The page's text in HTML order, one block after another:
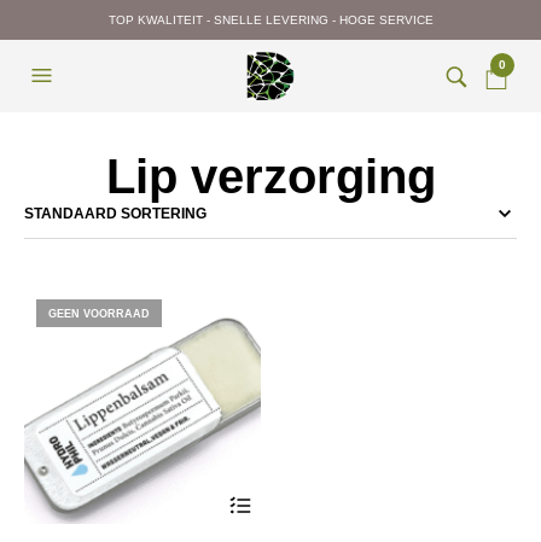
TOP KWALITEIT - SNELLE LEVERING - HOGE SERVICE
0
Lip verzorging
GEEN VOORRAAD